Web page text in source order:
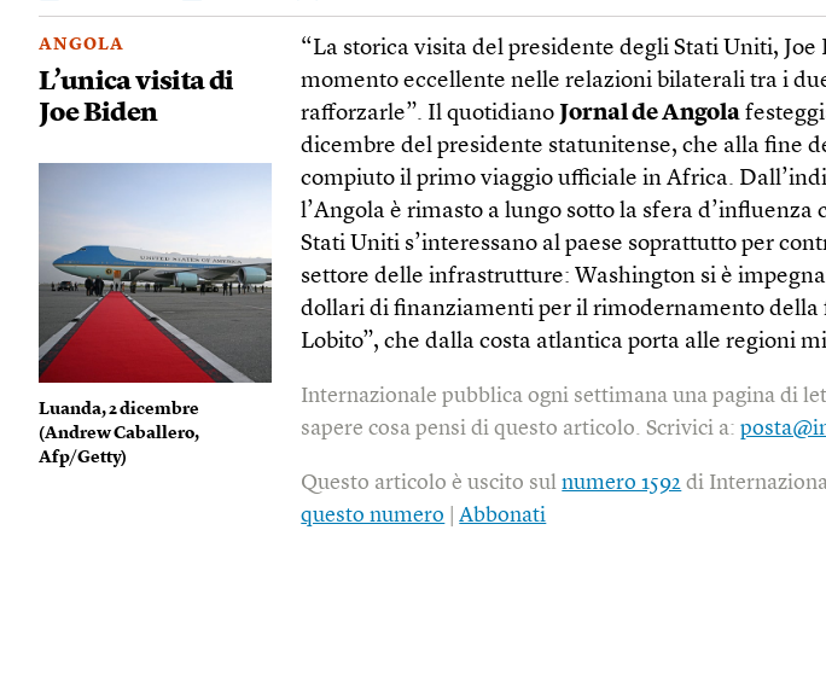
ANGOLA
L’unica visita di
Joe Biden
Luanda, 2 dicembre
(Andrew Caballero,
Afp/Getty)
“La storica visita del presidente degli Stati Uniti, Joe
momento eccellente nelle relazioni bilaterali tra i
rafforzarle”. Il quotidiano Jornal de Angola
dicembre del presidente statunitense, che alla fine
compiuto il primo viaggio ufficiale in Africa.
l’Angola è rimasto a lungo sotto la sfera d’influenza
Stati Uniti s’interessano al paese soprattutto per
settore delle infrastrutture: Washington si è
dollari di finanziamenti per il rimodernamento della
Lobito”, che dalla costa atlantica porta alle regioni
Internazionale pubblica ogni settimana una pagina di
sapere cosa pensi di questo articolo. Scrivici a:
Questo articolo è uscito sulnumero 1592 di
questo numero |Abbonati